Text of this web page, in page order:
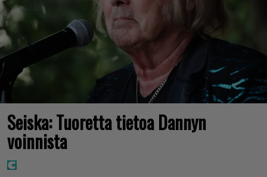
Seiska: Tuoretta tietoa Dannyn
voinnista